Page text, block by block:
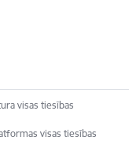
visas tiesības
visas tiesības